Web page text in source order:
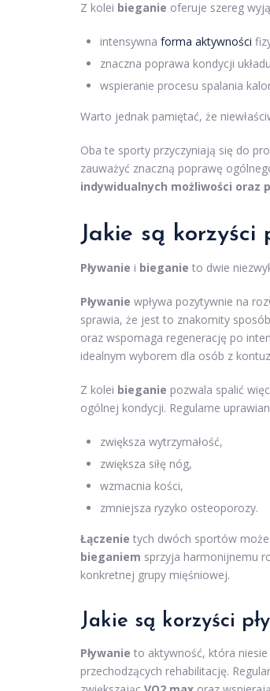
Z kolei bieganie oferuje szereg
intensywna forma aktywności
znaczna poprawa kondycji
wspieranie procesu spalania
Warto jednak pamiętać, że
Oba te sporty przyczyniają się do
zauważyć znaczną poprawę
indywidualnych możliwości oraz
Jakie są korzyści
Pływanie i bieganie to dwie
Pływanie wpływa pozytywnie na
sprawia, że jest to znakomity
oraz wspomaga regenerację po
idealnym wyborem dla osób z
Z kolei bieganie pozwala spalić
ogólnej kondycji. Regularne
zwiększa wytrzymałość,
zwiększa siłę nóg,
wzmacnia kości,
zmniejsza ryzyko osteoporozy.
Łączenie tych dwóch sportów
bieganiem sprzyja harmonijnemu
konkretnej grupy mięśniowej.
Jakie są korzyści
Pływanie to aktywność, która
przechodzących rehabilitację.